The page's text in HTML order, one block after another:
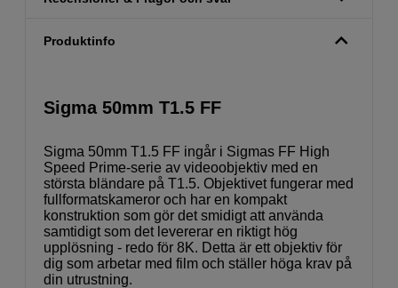
Produktinfo
Sigma 50mm T1.5 FF
Sigma 50mm T1.5 FF ingår i Sigmas FF High
Speed Prime-serie av videoobjektiv med en
största bländare på T1.5. Objektivet fungerar med
fullformatskameror och har en kompakt
konstruktion som gör det smidigt att använda
samtidigt som det levererar en riktigt hög
upplösning - redo för 8K. Detta är ett objektiv för
dig som arbetar med film och ställer höga krav på
din utrustning.